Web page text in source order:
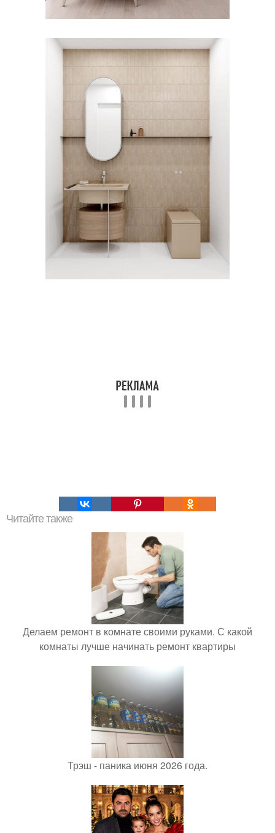
Читайте также
Делаем ремонт в комнате своими руками. С какой
комнаты лучше начинать ремонт квартиры
Трэш - паника июня 2026 года.